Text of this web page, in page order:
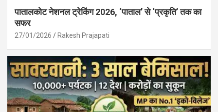
पातालकोट नेशनल ट्रेकिंग 2026, ‘पाताल’ से ‘प्रकृति’ तक का
सफर
27/01/2026 Rakesh Prajapati